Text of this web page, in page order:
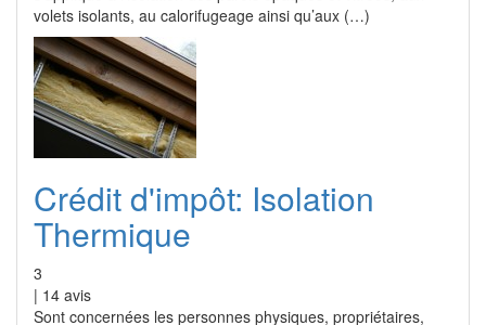
volets isolants, au calorifugeage ainsi qu’aux (…)
Crédit d'impôt: Isolation
Thermique
3
| 14 avis
Sont concernées les personnes physiques, propriétaires,